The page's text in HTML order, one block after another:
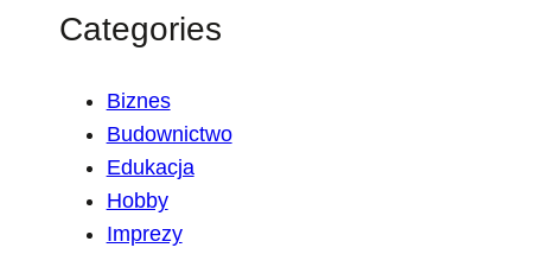
Categories
Biznes
Budownictwo
Edukacja
Hobby
Imprezy